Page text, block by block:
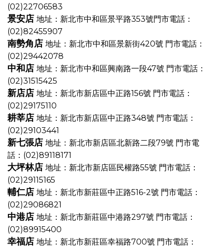
(02)22706583
景安店 地址：新北市中和區景平路353號門市電話：
(02)82455907
南勢角店 地址：新北市中和區景新街420號 門市電話：
(02)29442078
中和店 地址：新北市中和區興南路一段47號 門市電話：
(02)31515425
新店店 地址：新北市新店區中正路156號 門市電話：
(02)29175110
耕莘店 地址：新北市新店區中正路348號 門市電話：
(02)29103441
新七張店 地址：新北市新店區北新路二段79號 門市電
話：(02)89118171
大坪林店 地址：新北市新店區民權路55號 門市電話：
(02)29115165
輔仁店 地址：新北市新莊區中正路516-2號 門市電話：
(02)29086821
中港店 地址：新北市新莊區中港路297號 門市電話：
(02)89915400
幸福店 地址：新北市新莊區幸福路700號 門市電話：